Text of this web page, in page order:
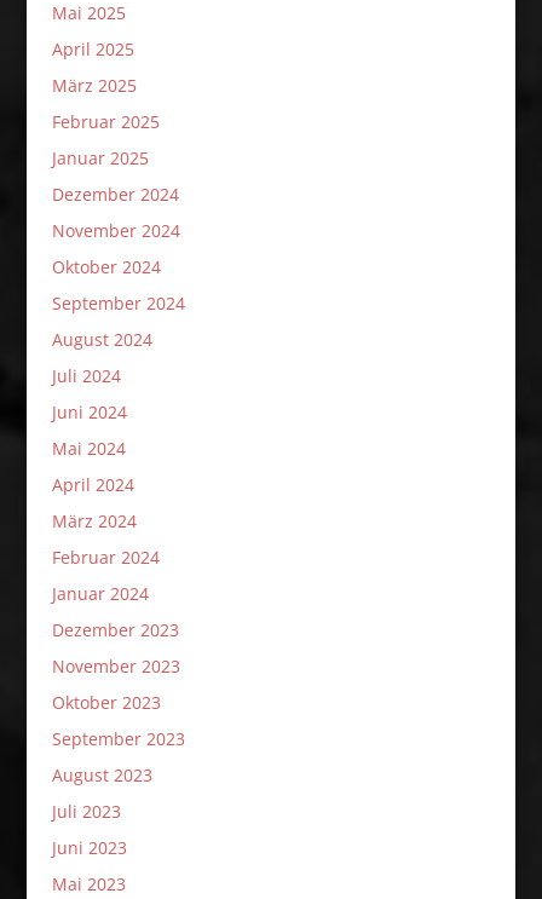
Mai 2025
April 2025
März 2025
Februar 2025
Januar 2025
Dezember 2024
November 2024
Oktober 2024
September 2024
August 2024
Juli 2024
Juni 2024
Mai 2024
April 2024
März 2024
Februar 2024
Januar 2024
Dezember 2023
November 2023
Oktober 2023
September 2023
August 2023
Juli 2023
Juni 2023
Mai 2023